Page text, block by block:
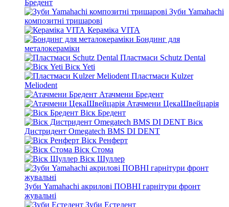
Бредент
Зуби Yamahachi
композитні тришарові
Кераміка VITA
Бондинг для
металокераміки
Пластмаси Schutz Dental
Віск Yeti
Пластмаси Kulzer
Meliodent
Атачмени Бредент
Атачмени ЦекаШвейцарія
Віск Бредент
Віск
Дистридент Omegatech BMS DI DENT
Віск Ренферт
Віск Стома
Віск Шуллер
Зуби Yamahachi акрилові ПОВНІ гарнітури фронт
жувальні
Зуби Естедент